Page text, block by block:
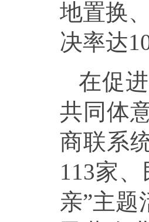
地置换
决率达
在促
共同体
商联系
113家
亲”主题